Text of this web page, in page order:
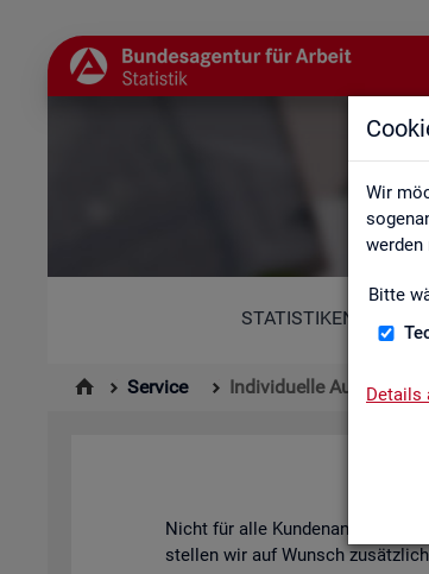
Wir
werden
Bitte
Details
STATISTIKEN
Service Individuelle
Nicht für alle Kun­den­an­lie­gen
stel­len wir auf Wunsch